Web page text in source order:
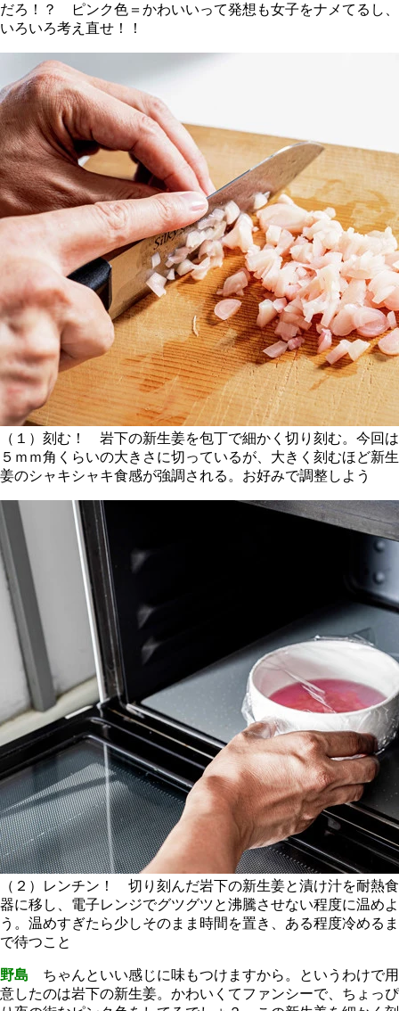
だろ！？ ピンク色＝かわいいって発想も女子をナメてるし、
いろいろ考え直せ！！
（１）刻む！ 岩下の新生姜を包丁で細かく切り刻む。今回は
５ｍｍ角くらいの大きさに切っているが、大きく刻むほど新生
姜のシャキシャキ食感が強調される。お好みで調整しよう
（２）レンチン！ 切り刻んだ岩下の新生姜と漬け汁を耐熱食
器に移し、電子レンジでグツグツと沸騰させない程度に温めよ
う。温めすぎたら少しそのまま時間を置き、ある程度冷めるま
で待つこと
野島 ちゃんといい感じに味もつけますから。というわけで用
意したのは岩下の新生姜。かわいくてファンシーで、ちょっぴ